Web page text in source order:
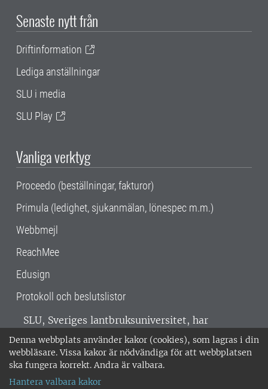
Denna webbplats använder kakor (cookies), som lagras i din
webbläsare. Vissa kakor är nödvändiga för att webbplatsen
ska fungera korrekt. Andra är valbara.
Hantera valbara kakor
Senaste nytt från
Driftinformation
Lediga anställningar
SLU i media
SLU Play
Vanliga verktyg
Proceedo (beställningar, fakturor)
Primula (ledighet, sjukanmälan, lönespec m.m.)
Webbmejl
ReachMee
Edusign
Protokoll och beslutslistor
SLU, Sveriges lantbruksuniversitet, har
verksamhet över hela Sverige. Huvudorter är
Alnarp, Uppsala och Umeå.SLU är
miljöcertifierat enligt ISO 14001. •
018-67 10 00 • Org nr: 202100-2817 •